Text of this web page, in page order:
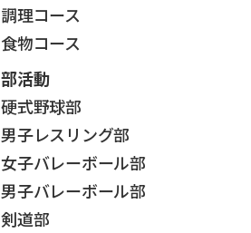
調理コース
食物コース
部活動
硬式野球部
男子レスリング部
女子バレーボール部
男子バレーボール部
剣道部